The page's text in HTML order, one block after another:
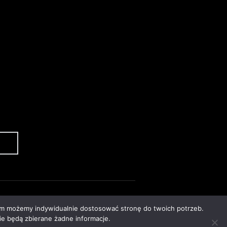
możemy indywidualnie dostosować stronę do twoich potrzeb.
będą zbierane żadne informacje.